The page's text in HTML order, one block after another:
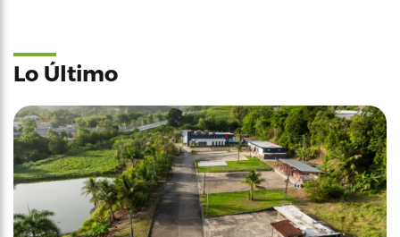
Lo Último